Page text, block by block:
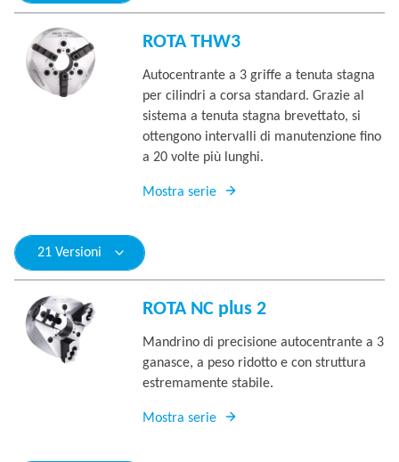
ROTA THW3
Autocentrante a 3 griffe a tenuta stagna
per cilindri a corsa standard. Grazie al
sistema a tenuta stagna brevettato, si
ottengono intervalli di manutenzione fino
a 20 volte più lunghi.
Mostra serie
21 Versioni
ROTA NC plus 2
Mandrino di precisione autocentrante a 3
ganasce, a peso ridotto e con struttura
estremamente stabile.
Mostra serie